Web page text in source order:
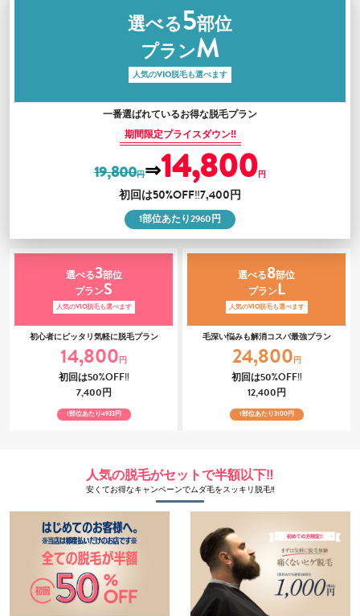
選べる3部位
プランS
人気のVIO脱毛も選べます
初心者にピッタリ気軽に脱毛プラン
14,800円
初回は50%OFF‼
7,400円
1部位あたり4933円
選べる5部位
プランM
人気のVIO脱毛も選べます
一番選ばれているお得な脱毛プラン
期間限定プライスダウン‼
19,800円⇒14,800円
初回は50%OFF‼7,400円
1部位あたり2960円
選べる8部位
プランL
人気のVIO脱毛も選べます
毛深い悩みも解消コスパ最強プラン
24,800円
初回は50%OFF‼
12,400円
1部位あたり3100円
人気の脱毛がセットで半額以下‼
安くてお得なキャンペーンでムダ毛をスッキリ脱毛‼